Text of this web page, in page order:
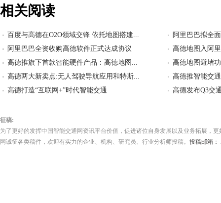
相关阅读
百度与高德在O2O领域交锋 依托地图搭建...
阿里巴巴拟全
阿里巴巴全资收购高德软件正式达成协议
高德地图入阿
高德推旗下首款智能硬件产品：高德地图...
高德地图避堵
高德两大新卖点:无人驾驶导航应用和特斯...
高德推智能交
高德打造“互联网+”时代智能交通
高德发布Q3交
征稿:
为了更好的发挥中国智能交通网资讯平台价值，促进诸位自身发展以及业务拓展，
网诚征各类稿件，欢迎有实力的企业、机构、研究员、行业分析师投稿。 投稿邮箱：